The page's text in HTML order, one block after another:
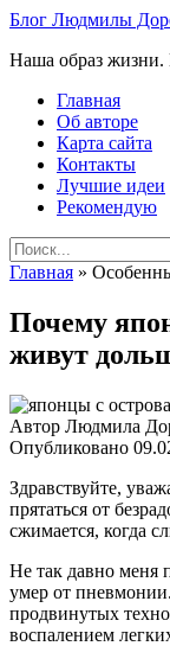
Skip
content
Блог Людмилы
Наша образ
Главная
Об авторе
Карта сайта
Контакты
Лучшие идеи
Рекомендую
Search
for:
Главная »
Почему
живут
Автор Людмила
Опубликовано
Здравствуйте,
прятаться от
сжимается, когда
Не так давно меня
умер от
продвинутых
воспалением